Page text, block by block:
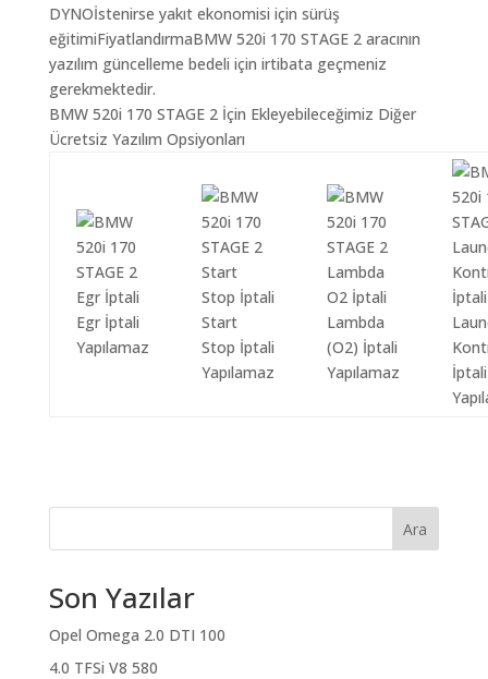
DYNOİstenirse yakıt ekonomisi için sürüş
eğitimiFiyatlandırmaBMW 520i 170 STAGE 2 aracının
yazılım güncelleme bedeli için irtibata geçmeniz
gerekmektedir.
BMW 520i 170 STAGE 2 İçin Ekleyebileceğimiz Diğer
Ücretsiz Yazılım Opsiyonları
Egr İptali
Yapılamaz
Start
Stop İptali
Yapılamaz
Lambda
(O2) İptali
Yapılamaz
İptali
Ara
Son Yazılar
Opel Omega 2.0 DTI 100
4.0 TFSi V8 580